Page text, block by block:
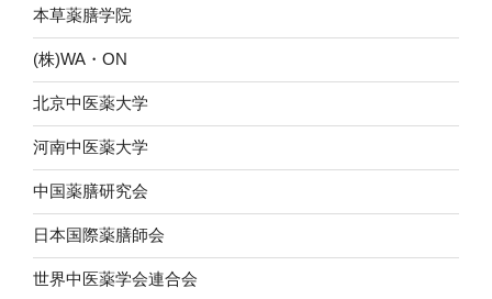
本草薬膳学院
(株)WA・ON
北京中医薬大学
河南中医薬大学
中国薬膳研究会
日本国際薬膳師会
世界中医薬学会連合会